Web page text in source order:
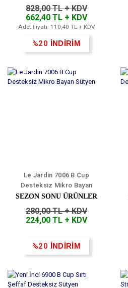
828,00 TL + KDV
662,40 TL + KDV
Adet Fiyatı: 110,40 TL + KDV
%20 İNDİRİM
Le Jardin 7006 B Cup
Desteksiz Mikro Bayan
Sütyen
SEZON SONU ÜRÜNLER
280,00 TL + KDV
224,00 TL + KDV
%20 İNDİRİM